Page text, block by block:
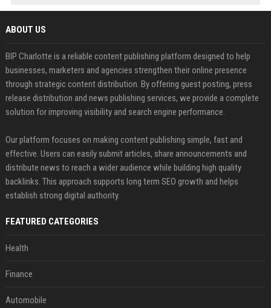
ABOUT US
BIP Charlotte is a reliable content publishing platform designed to help
businesses, marketers and agencies strengthen their online presence
through strategic content distribution. By offering guest posting, press
release distribution and news publishing services, we provide a complete
solution for improving visibility and search engine performance.
Our platform focuses on making content publishing simple, fast and
effective. Users can easily submit articles, share announcements and
distribute news to reach a wider audience while building high quality
backlinks. This approach supports long term SEO growth and helps
establish strong digital authority.
FEATURED CATEGORIES
Health
Finance
Automobile